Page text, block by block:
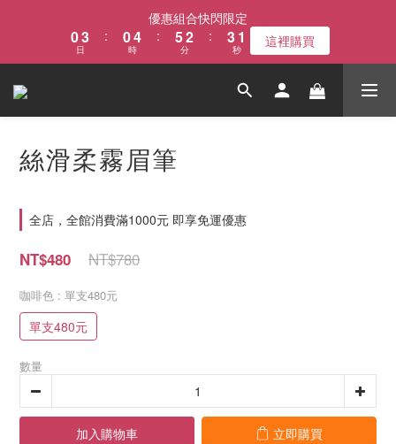
優惠組合快閃限定
03
2
日
:
04
3
0
時
:
6
5
4
1
3
2
1
分
:
4
3
2
1
0
秒 這裡購買
絲滑柔霧眉筆
全店，全館消費滿1000元 即享免運優惠
NT$780
NT$480
咖啡色 : 單支480元
單支480元
數量
加入購物車 立即購買